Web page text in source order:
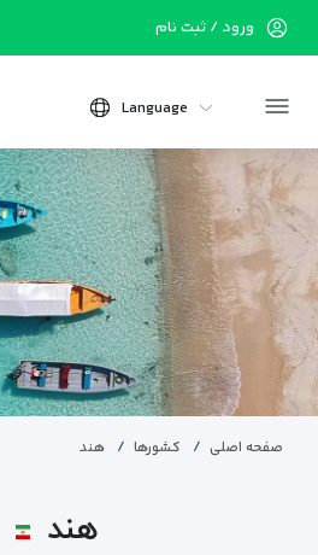
ورود / ثبت نام
Language
صفحه اصلی کشورها هند
هند